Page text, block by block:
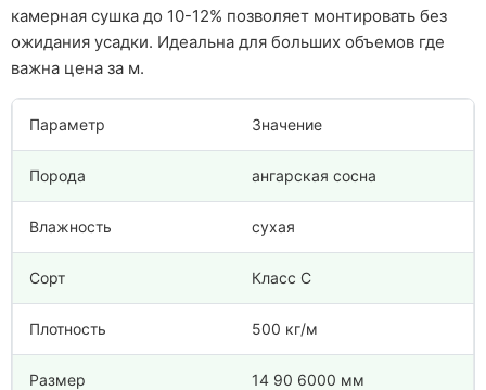
камерная сушка до 10-12% позволяет монтировать без
ожидания усадки. Идеальна для больших объемов где
важна цена за м.
Параметр Значение
Порода ангарская сосна
Влажность сухая
Сорт Класс С
Плотность 500 кг/м
Размер 14 90 6000 мм